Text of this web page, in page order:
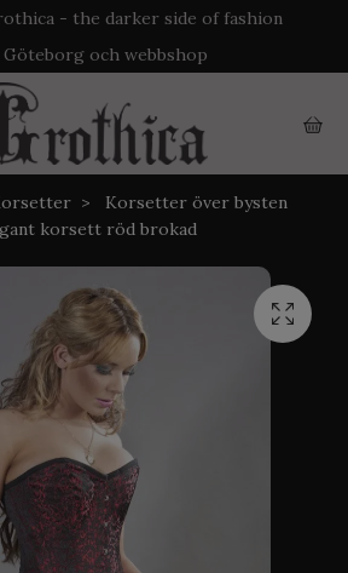
- the darker side of fashion
och webbshop
Korsetter över bysten
korsett röd brokad